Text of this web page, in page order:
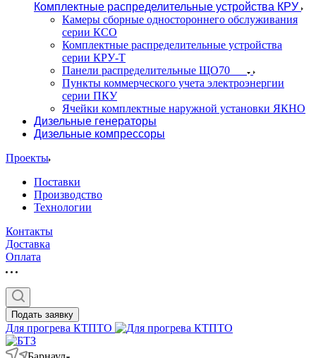
Комплектные распределительные устройства КРУ
Камеры сборные одностороннего обслуживания
серии КСО
Комплектные распределительные устройства
серии КРУ-Т
Панели распределительные ЩО70
Пункты коммерческого учета электроэнергии
серии ПКУ
Ячейки комплектные наружной установки ЯКНО
Дизельные генераторы
Дизельные компрессоры
Проекты
Поставки
Производство
Технологии
Контакты
Доставка
Оплата
Подать заявку
Для прогрева КТПТО